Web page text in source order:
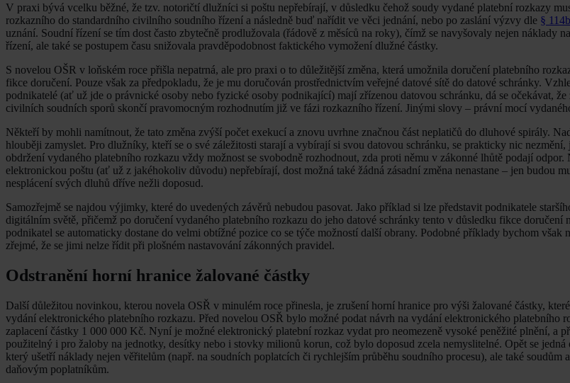
V praxi bývá vcelku běžné, že tzv. notoričtí dlužníci si poštu nepřebírají, v důsledku čehož soudy vydané platební rozkazy
rozkazního do standardního civilního soudního řízení a následně buď nařídit ve věci jednání, nebo po zaslání výzvy dle § 114b
uznání. Soudní řízení se tím dost často zbytečně prodlužovala (řádově z měsíců na roky), čímž se navyšovaly nejen náklady
řízení, ale také se postupem času snižovala pravděpodobnost faktického vymožení dlužné částky.
S novelou OŠR v loňském roce přišla nepatrná, ale pro praxi o to důležitější změna, která umožnila doručení platebního
fikce doručení. Pouze však za předpokladu, že je mu doručován prostřednictvím veřejné datové sítě do datové schránky.
podnikatelé (ať už jde o právnické osoby nebo fyzické osoby podnikající) mají zřízenou datovou schránku, dá se očekávat, že
civilních soudních sporů skončí pravomocným rozhodnutím již ve fázi rozkazního řízení. Jinými slovy – právní mocí
Někteří by mohli namítnout, že tato změna zvýší počet exekucí a znovu uvrhne značnou část neplatičů do dluhové spirály.
hlouběji zamyslet. Pro dlužníky, kteří se o své záležitosti starají a vybírají si svou datovou schránku, se prakticky nic
obdržení vydaného platebního rozkazu vždy možnost se svobodně rozhodnout, zda proti němu v zákonné lhůtě podají odpor.
elektronickou poštu (ať už z jakéhokoliv důvodu) nepřebírají, dost možná také žádná zásadní změna nenastane – jen budou
nesplácení svých dluhů dříve nežli doposud.
Samozřejmě se najdou výjimky, které do uvedených závěrů nebudou pasovat. Jako příklad si lze představit podnikatele
digitálním světě, přičemž po doručení vydaného platebního rozkazu do jeho datové schránky tento v důsledku fikce doručení
podnikatel se automaticky dostane do velmi obtížné pozice co se týče možností další obrany. Podobné příklady bychom však
zřejmé, že se jimi nelze řídit při plošném nastavování zákonných pravidel.
Odstranění horní hranice žalované částky
Další důležitou novinkou, kterou novela OSŘ v minulém roce přinesla, je zrušení horní hranice pro výši žalované částky,
vydání elektronického platebního rozkazu. Před novelou OSŘ bylo možné podat návrh na vydání elektronického platebního
zaplacení částky 1 000 000 Kč. Nyní je možné elektronický platební rozkaz vydat pro neomezeně vysoké peněžité plnění, a
použitelný i pro žaloby na jednotky, desítky nebo i stovky milionů korun, což bylo doposud zcela nemyslitelné. Opět se
který ušetří náklady nejen věřitelům (např. na soudních poplatcích či rychlejším průběhu soudního procesu), ale také soudům
daňovým poplatníkům.